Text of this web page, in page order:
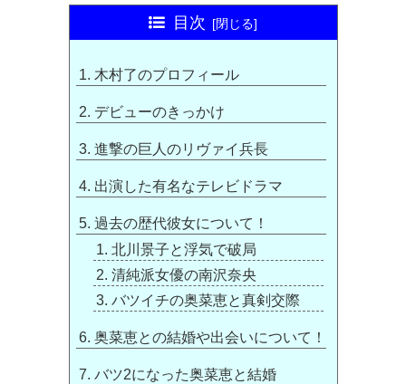
目次
木村了のプロフィール
デビューのきっかけ
進撃の巨人のリヴァイ兵長
出演した有名なテレビドラマ
過去の歴代彼女について！
北川景子と浮気で破局
清純派女優の南沢奈央
バツイチの奥菜恵と真剣交際
奥菜恵との結婚や出会いについて！
バツ2になった奥菜恵と結婚